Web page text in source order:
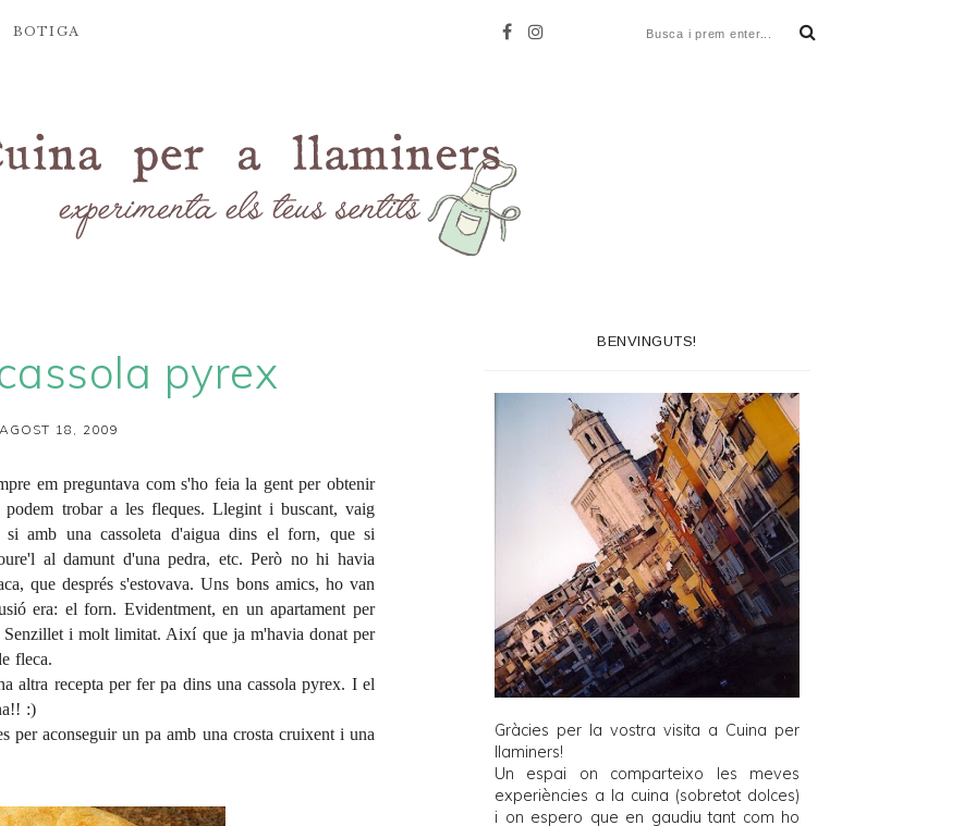
BOTIGA
pyrex
18, 2009
em preguntava com s'ho feia la gent per obtenir
podem trobar a les fleques. Llegint i buscant, vaig
si amb una cassoleta d'aigua dins el forn, que si
al damunt d'una pedra, etc. Però no hi havia
que després s'estovava. Uns bons amics, ho van
era: el forn. Evidentment, en un apartament per
Senzillet i molt limitat. Així que ja m'havia donat per
fleca.
altra recepta per fer pa dins unacassola pyrex. I el
:)
per aconseguir un pa amb una crosta cruixent i una
BENVINGUTS!
Gràcies per la vostra visita a Cuina per
llaminers!
Un espai on comparteixo les meves
experiències a la cuina (sobretot dolces)
i on espero que en gaudiu tant com ho